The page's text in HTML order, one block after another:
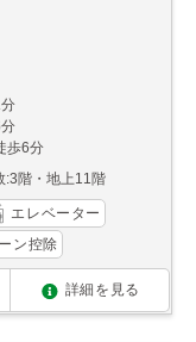
歩6分
:3階・地上11階
エレベーター
ン控除
詳細を見る